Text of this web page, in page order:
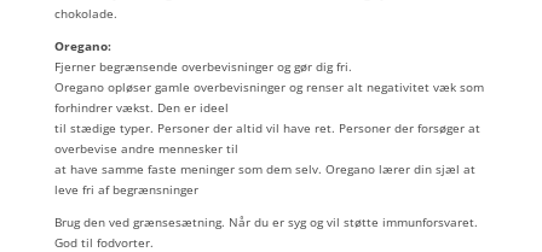
chokolade.
Oregano:
Fjerner begrænsende overbevisninger og gør dig fri.
Oregano opløser gamle overbevisninger og renser alt negativitet væk som
forhindrer vækst. Den er ideel
til stædige typer. Personer der altid vil have ret. Personer der forsøger at
overbevise andre mennesker til
at have samme faste meninger som dem selv. Oregano lærer din sjæl at
leve fri af begrænsninger
Brug den ved grænsesætning. Når du er syg og vil støtte immunforsvaret.
God til fodvorter.